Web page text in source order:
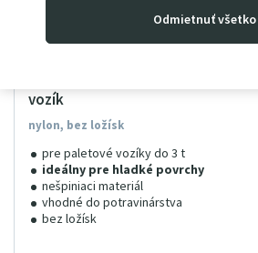
Odmietnuť všetko
vozík
nylon, bez ložísk
pre paletové vozíky do 3 t
ideálny pre hladké povrchy
nešpiniaci materiál
vhodné do potravinárstva
bez ložísk